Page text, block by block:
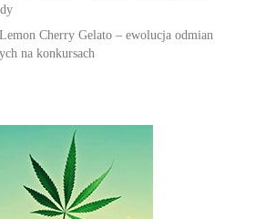
Cherry Gelato – ewolucja odmian
na konkursach